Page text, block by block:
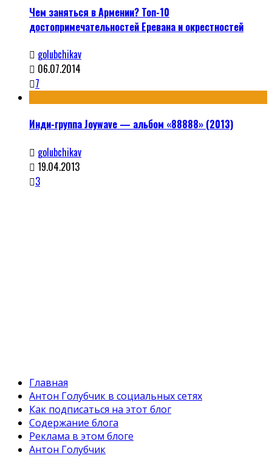
Чем заняться в Армении? Топ-10
достопримечательностей Еревана и окрестностей
golubchikav
06.07.2014
7
Инди-группа Joywave — альбом «88888» (2013)
golubchikav
19.04.2013
3
Главная
Антон Голубчик в социальных сетях
Как подписаться на этот блог
Содержание блога
Реклама в этом блоге
Антон Голубчик